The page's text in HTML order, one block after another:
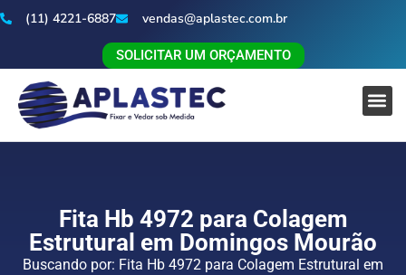
(11) 4221-6887 vendas@aplastec.com.br
SOLICITAR UM ORÇAMENTO
Fita Hb 4972 para Colagem
Estrutural em Domingos Mourão
Buscando por: Fita Hb 4972 para Colagem Estrutural em